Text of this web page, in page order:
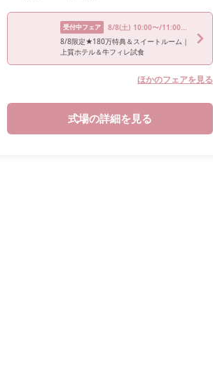
受付中フェア 8/8(土) 10:00〜/11:00〜/13:00〜/15:30〜/17:00〜
8/8限定★180万特典＆スイートルーム｜
上質ホテル＆牛フィレ試食
ほかのフェアを見る
式場の詳細を見る